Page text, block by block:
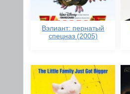
Вэлиант: пернатый
спецназ (2005)